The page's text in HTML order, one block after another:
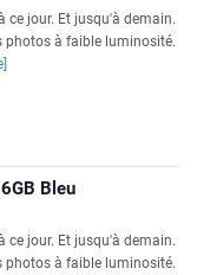
ce jour. Et jusqu'à demain.
photos à faible luminosité.
Bleu
ce jour. Et jusqu'à demain.
photos à faible luminosité.